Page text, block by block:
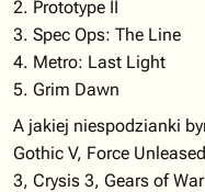
2. Prototype II
3. Spec Ops: The Line
4. Metro: Last Light
5. Grim Dawn
A jakiej niespodzianki
Gothic V, Force
3, Crysis 3, Gears of